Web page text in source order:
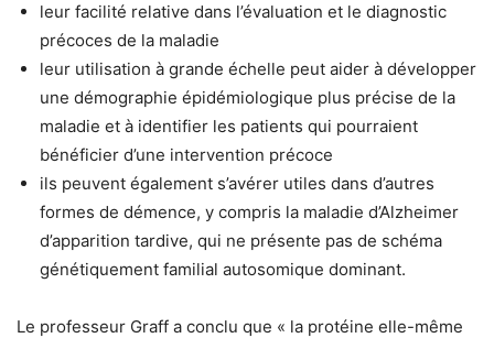
leur facilité relative dans l’évaluation et le diagnostic
précoces de la maladie
leur utilisation à grande échelle peut aider à développer
une démographie épidémiologique plus précise de la
maladie et à identifier les patients qui pourraient
bénéficier d’une intervention précoce
ils peuvent également s’avérer utiles dans d’autres
formes de démence, y compris la maladie d’Alzheimer
d’apparition tardive, qui ne présente pas de schéma
génétiquement familial autosomique dominant.
Le professeur Graff a conclu que « la protéine elle-même